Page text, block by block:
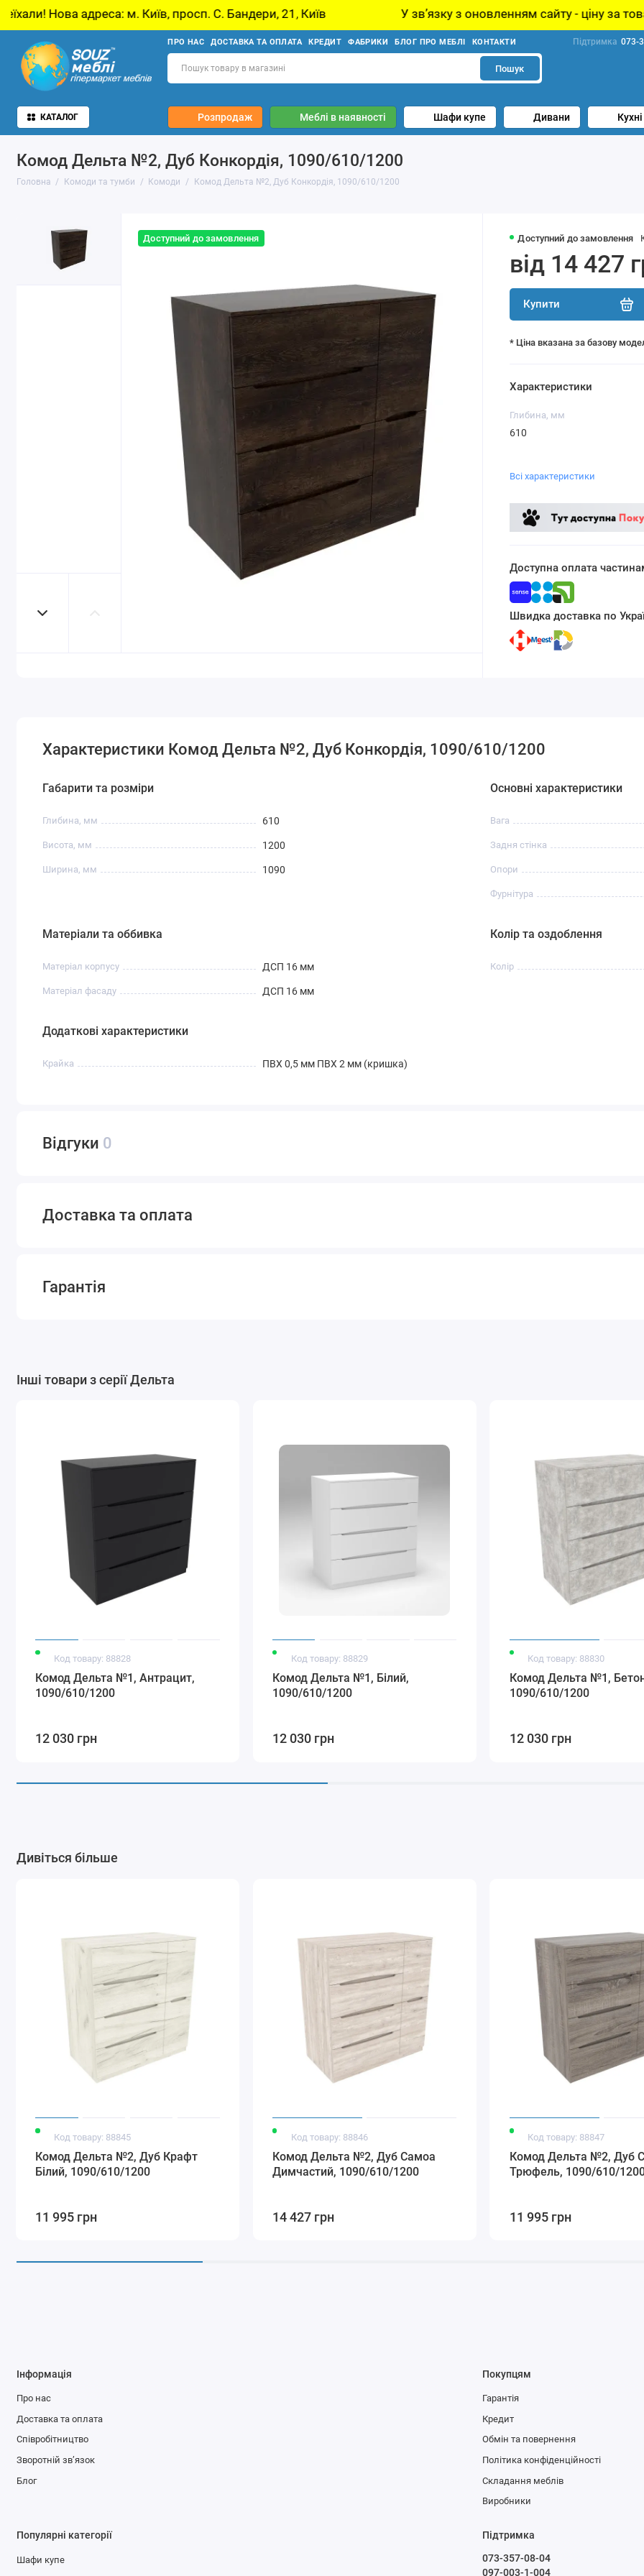
м. Київ, просп. С. Бандери, 21, Київ У звʼязку з оновленням сайту - ціну за товар уточнюйте у
ПРО НАС ДОСТАВКА ТА ОПЛАТА КРЕДИТ ФАБРИКИ БЛОГ ПРО МЕБЛІ КОНТАКТИ Підтримка 073-
Пошук
КАТАЛОГ Розпродаж Меблі в наявності Шафи купе Дивани Кухні
Комод Дельта №2, Дуб Конкордія, 1090/610/1200
Головна Комоди та тумби Комоди Комод Дельта №2, Дуб Конкордія, 1090/610/1200
Доступний до замовлення Доступний до замовлення
від 14 427
Купити
* Ціна вказана за базову
Характеристики
Глибина, мм
610
Всі характеристики
Доступна оплата
Швидка доставка по
Характеристики Комод Дельта №2, Дуб Конкордія, 1090/610/1200
Габарити та розміри
Глибина, мм 610
Висота, мм 1200
Ширина, мм 1090
Основні характеристики
Вага
Задня стінка
Опори
Фурнітура
Матеріали та оббивка
Матеріал корпусу ДСП 16 мм
Матеріал фасаду ДСП 16 мм
Колір та оздоблення
Колір
Додаткові характеристики
Крайка ПВХ 0,5 мм ПВХ 2 мм (кришка)
Відгуки 0
Доставка та оплата
Гарантія
Інші товари з серії Дельта
Код товару: 88828
Комод Дельта №1, Антрацит,
1090/610/1200
12 030 грн
Код товару: 88829
Комод Дельта №1, Білий,
1090/610/1200
12 030 грн
Код товару: 88830
Комод Дельта №1,
1090/610/1200
12 030 грн
Дивіться більше
Код товару: 88845
Комод Дельта №2, Дуб Крафт
Білий, 1090/610/1200
11 995 грн
Код товару: 88846
Комод Дельта №2, Дуб Самоа
Димчастий, 1090/610/1200
14 427 грн
Код товару: 88847
Комод Дельта №2, Дуб
Трюфель, 1090/610/
11 995 грн
Інформація
Про нас
Доставка та оплата
Співробітництво
Зворотній зв’язок
Блог
Покупцям
Гарантія
Кредит
Обмін та повернення
Політика конфіденційності
Складання меблів
Виробники
Популярні категорії
Шафи купе
Підтримка
073-357-08-04
097-003-1-004